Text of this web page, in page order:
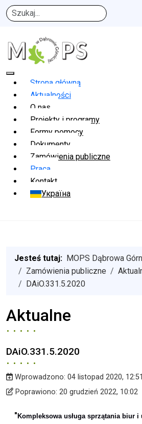
Szukaj
Strona główna
Aktualności
O nas
Projekty i programy
Formy pomocy
Dokumenty
Zamówienia publiczne
Praca
Kontakt
Україна
Jesteś tutaj: MOPS Dąbrowa
Zamówienia publiczne
DAiO.331.5.2020
Aktualne
DAiO.331.5.2020
Wprowadzono
Wprowadzono: 04 listopad 2020, 12:51
Poprawiono
Poprawiono: 20 grudzień 2022, 10:02
" Kompleksowa usługa sprzątania biur